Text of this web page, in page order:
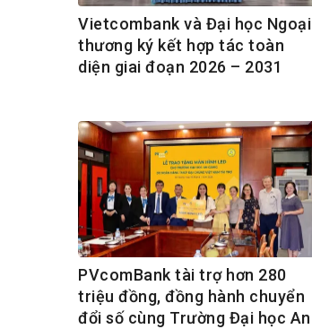
Vietcombank và Đại học Ngoại
thương ký kết hợp tác toàn
diện giai đoạn 2026 – 2031
PVcomBank tài trợ hơn 280
triệu đồng, đồng hành chuyển
đổi số cùng Trường Đại học An